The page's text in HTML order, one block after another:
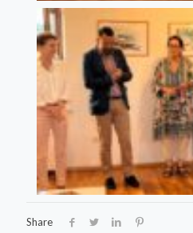
Share